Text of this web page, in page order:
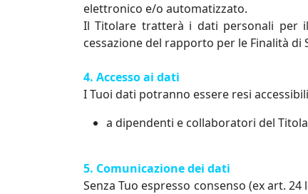
elettronico e/o automatizzato.
Il Titolare tratterà i dati personali per
cessazione del rapporto per le Finalità
4. Accesso ai dati
I Tuoi dati potranno essere resi
a dipendenti e collaboratori del
5. Comunicazione dei dati
Senza Tuo espresso consenso (ex art.